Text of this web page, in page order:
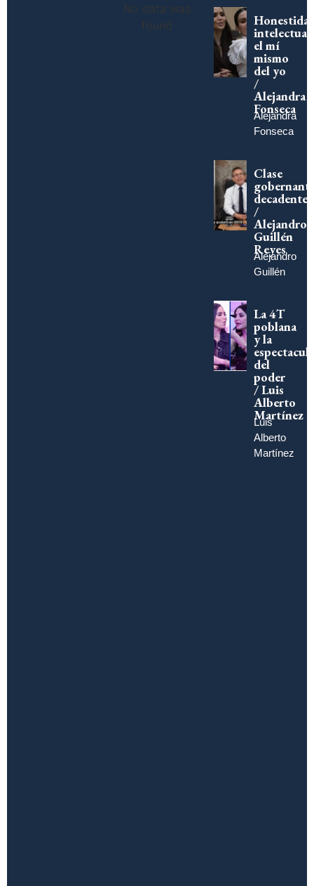
No data was
found
intelectual:
el mí
mismo
del yo
/
Alejandra
Fonseca
Alejandra
Fonseca
Clase
decadente
/
Alejandro
Guillén
Reyes
Alejandro
Guillén
La 4T
poblana
y la
del
poder
/ Luis
Alberto
Martínez
Luis
Alberto
Martínez